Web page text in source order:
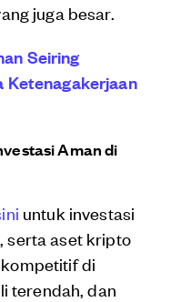
juga besar.
Seiring
Aman di
untuk investasi
serta aset kripto
di
terendah, dan